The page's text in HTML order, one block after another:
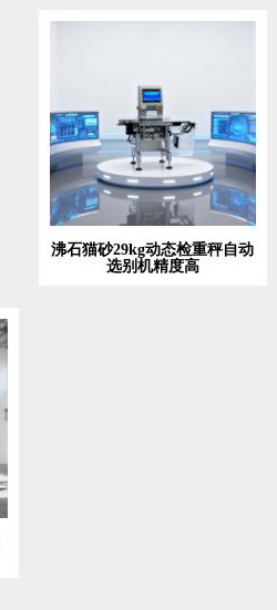
沸石猫砂29kg动态检重秤自动
选别机精度高